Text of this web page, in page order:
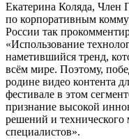
Екатерина Коляда, Член
по корпоративным
России так
«Использование
наметившийся тренд,
всём мире. Поэтому,
родине видео контента
фестивале в этом
признание высокой
решений и технического
специалистов».